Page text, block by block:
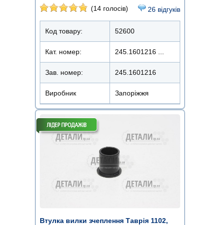
(14 голосів) 26 відгуків
Код товару: 52600
Кат. номер: 245.1601216 ...
Зав. номер: 245.1601216
Виробник Запоріжжя
Втулка вилки зчеплення Таврія 1102,